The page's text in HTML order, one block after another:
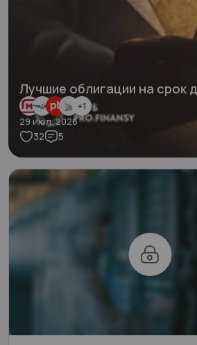
Лучшие облигации на срок
+1
29 июл. 2026
32 5